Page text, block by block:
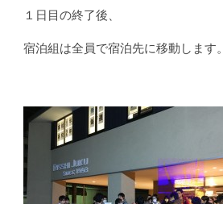
１日目の終了後、
宿泊組は全員で宿泊先に移動します。